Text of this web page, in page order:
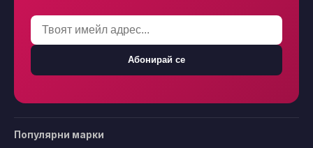
Абонирай се
Популярни марки